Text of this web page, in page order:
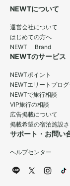
NEWTについて
運営会社について
はじめての方へ
NEWT Brand
NEWTのサービス
NEWTポイント
NEWTエリートプログ
NEWTで旅行相談
VIP旅行の相談
広告掲載について
掲載希望の宿泊施設
サポート・お問い
ヘルプセンター